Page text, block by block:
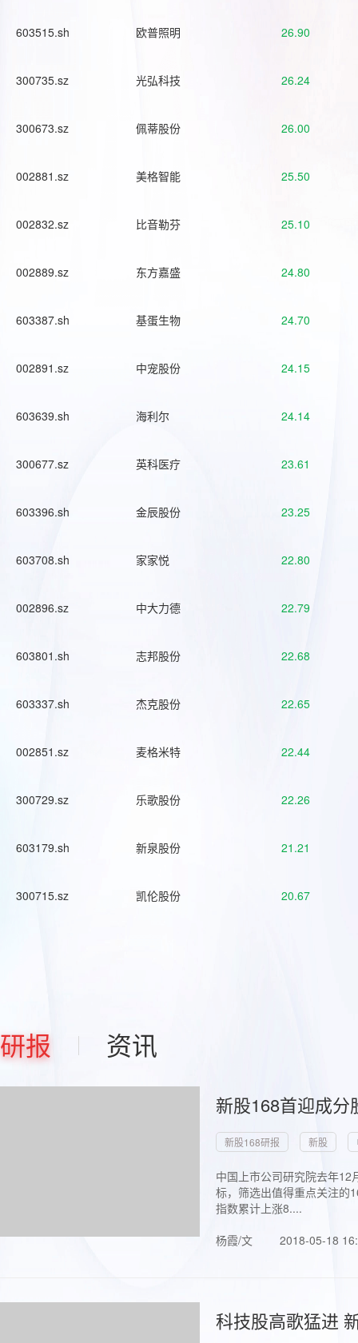
603515.sh 欧普照明 26.90
300735.sz 光弘科技 26.24
300673.sz 佩蒂股份 26.00
002881.sz 美格智能 25.50
002832.sz 比音勒芬 25.10
002889.sz 东方嘉盛 24.80
603387.sh 基蛋生物 24.70
002891.sz 中宠股份 24.15
603639.sh 海利尔 24.14
300677.sz 英科医疗 23.61
603396.sh 金辰股份 23.25
603708.sh 家家悦 22.80
002896.sz 中大力德 22.79
603801.sh 志邦股份 22.68
603337.sh 杰克股份 22.65
002851.sz 麦格米特 22.44
300729.sz 乐歌股份 22.26
603179.sh 新泉股份 21.21
300715.sz 凯伦股份 20.67
研报 资讯
新股168首迎成
新股168研报 新股
中国上市公司研究院去年
标，筛选出值得重点关注的
指数累计上涨8....
杨霞/文
2018-05-18
科技股高歌猛进